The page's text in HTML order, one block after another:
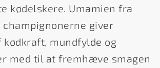
kødelskere. Umamien fra
champignonerne giver
kødkraft, mundfylde og
med til at fremhæve smagen